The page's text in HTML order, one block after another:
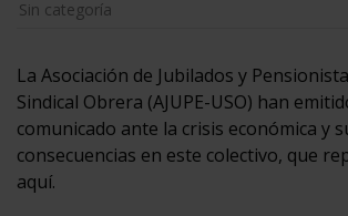
Sin categoría
La Asociación de Jubilados y
Sindical Obrera (AJUPE-USO) han
comunicado ante la crisis económica y
consecuencias en este colectivo, que
aquí.